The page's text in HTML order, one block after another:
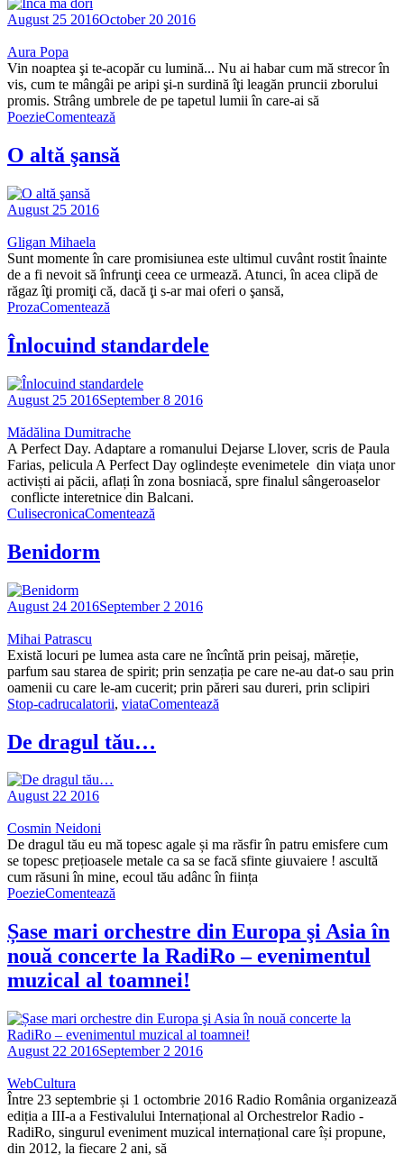
August 25 2016October 20 2016
Aura Popa
Vin noaptea şi te-acopăr cu lumină... Nu ai habar cum mă strecor în
vis, cum te mângâi pe aripi şi-n surdină îţi leagăn pruncii zborului
promis. Strâng umbrele de pe tapetul lumii în care-ai să
PoezieComentează
O altă şansă
August 25 2016
Gligan Mihaela
Sunt momente în care promisiunea este ultimul cuvânt rostit înainte
de a fi nevoit să înfrunţi ceea ce urmează. Atunci, în acea clipă de
răgaz îţi promiţi că, dacă ţi s-ar mai oferi o şansă,
ProzaComentează
Înlocuind standardele
August 25 2016September 8 2016
Mădălina Dumitrache
A Perfect Day. Adaptare a romanului Dejarse Llover, scris de Paula
Farias, pelicula A Perfect Day oglindește evenimetele din viața unor
activiști ai păcii, aflați în zona bosniacă, spre finalul sângeroaselor
conflicte interetnice din Balcani.
CulisecronicaComentează
Benidorm
August 24 2016September 2 2016
Mihai Patrascu
Există locuri pe lumea asta care ne încîntă prin peisaj, măreție,
parfum sau starea de spirit; prin senzația pe care ne-au dat-o sau prin
oamenii cu care le-am cucerit; prin păreri sau dureri, prin sclipiri
Stop-cadrucalatorii, viataComentează
De dragul tău…
August 22 2016
Cosmin Neidoni
De dragul tău eu mă topesc agale și ma răsfir în patru emisfere cum
se topesc prețioasele metale ca sa se facă sfinte giuvaiere ! ascultă
cum răsuni în mine, ecoul tău adânc în ființa
PoezieComentează
Șase mari orchestre din Europa şi Asia în
nouă concerte la RadiRo – evenimentul
muzical al toamnei!
August 22 2016September 2 2016
WebCultura
Între 23 septembrie și 1 octombrie 2016 Radio România organizează
ediția a III-a a Festivalului Internațional al Orchestrelor Radio -
RadiRo, singurul eveniment muzical internațional care își propune,
din 2012, la fiecare 2 ani, să